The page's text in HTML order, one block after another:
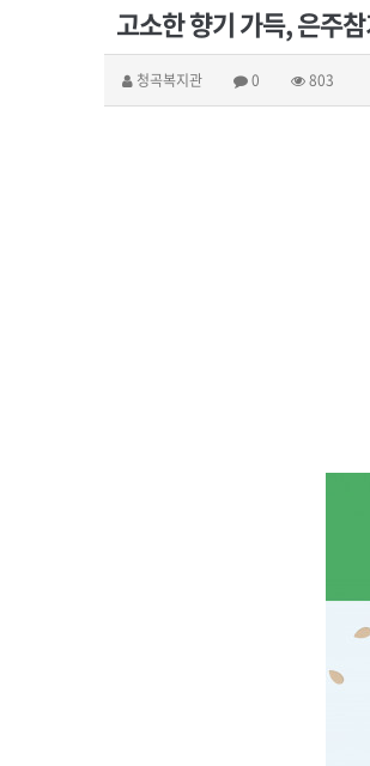
고소한 향기 가득, 은주
청곡복지관 0 803